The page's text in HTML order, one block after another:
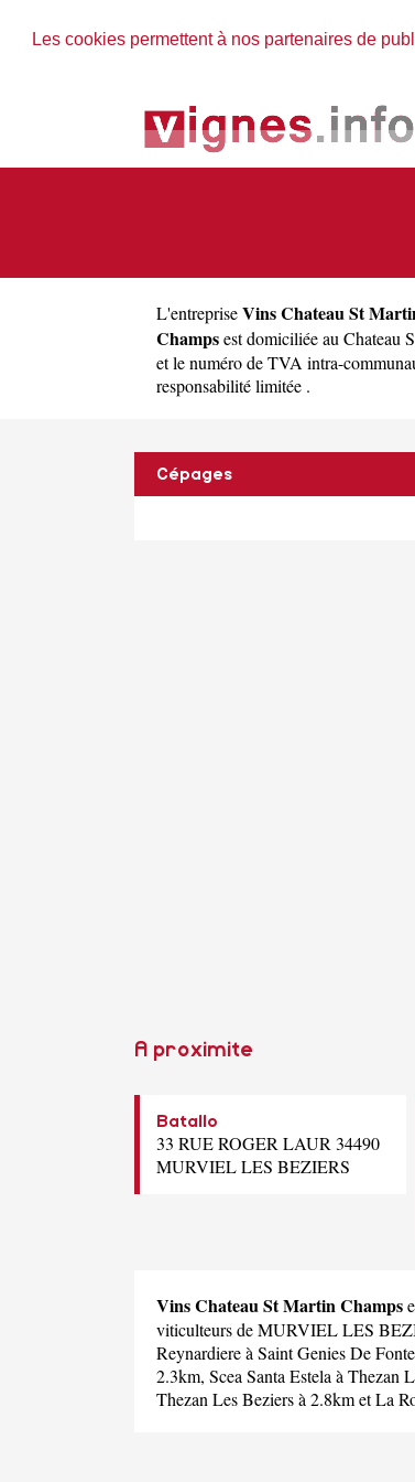
Les cookies permettent à nos partenaires de
L'entrepriseVins Chateau St
Champsest domiciliée au Chateau
et le numéro de TVA intra-
responsabilité limitée .
Cépages
A proximite
Batallo
33 RUE ROGER LAUR 34490
MURVIEL LES BEZIERS
Vins Chateau St Martin Champs
viticulteurs de MURVIEL LES
Reynardiereà Saint Genies De
2.3km, Scea Santa Estelaà Thezan
Thezan Les Beziers à 2.8km etLa